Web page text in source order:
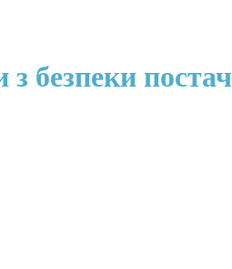
з безпеки